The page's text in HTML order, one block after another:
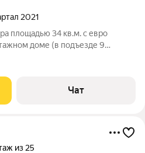
2021
площадью 34 кв.м. с евро
доме (в подъезде 9
Дом - монолитный, окна
лифта - 1 грузовой и 1
- Из
Чат
из 25